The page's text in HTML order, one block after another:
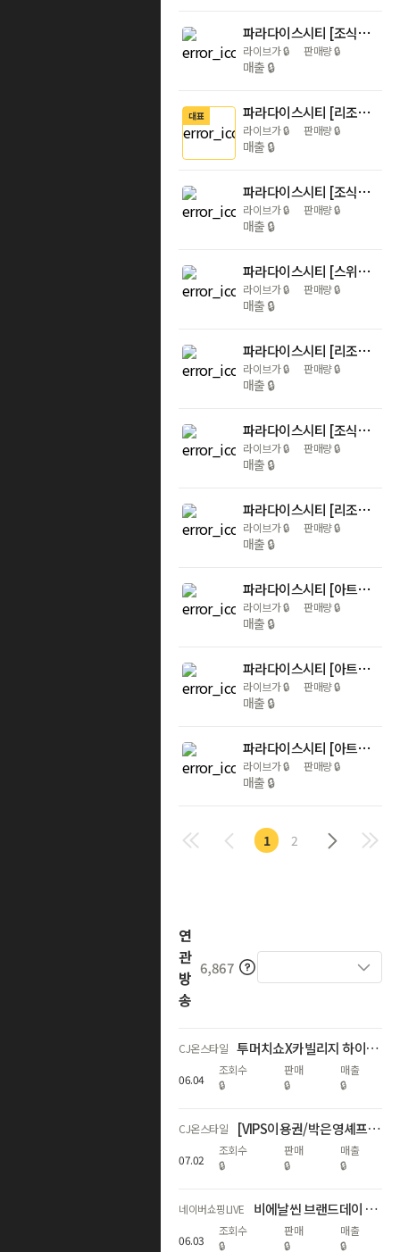
파라다이스시티 [조식PKG] 디럭스룸+온더플레이트 조식 2인+리조트머니 4만+사우나 2인+씨메르 2인+원더박스 성인 2인&아동 2인+수영장 무제한 이용 (더블/트윈)
라이브가🔒 판매량🔒
매출 🔒
대표 파라다이스시티 [리조트머니PKG] 디럭스룸+리조트머니 3만+사우나 2인+씨메르 2인+원더박스 성인 2인&아동 2인+수영장 무제한 이용 (더블/트윈)
라이브가🔒 판매량🔒
매출 🔒
파라다이스시티 [조식PKG] 프리미어 디럭스룸+온더플레이트 조식 2인+리조트머니 4만+사우나 2인+씨메르 2인+원더박스 성인 2인&아동 2인+수영장 무제한 이용 (더블/트윈)
라이브가🔒 판매량🔒
매출 🔒
파라다이스시티 [스위트 조식PKG] 디럭스 스위트룸+온더플레이트 조식 2인+리조트머니 8만+사우나 2인+씨메르 2인+원더박스 성인 2인&아동 2인+수영장 무제한 이용 (더블/트윈)
라이브가🔒 판매량🔒
매출 🔒
파라다이스시티 [리조트머니PKG] 프리미어 디럭스룸+리조트머니 3만+사우나 2인+씨메르 2인+원더박스 성인 2인&아동 2인+수영장 무제한 이용 (더블/트윈)
라이브가🔒 판매량🔒
매출 🔒
파라다이스시티 [조식PKG] 그랜드 프리미어 디럭스룸+온더플레이트 조식 2인+리조트머니 4만+사우나 2인+씨메르 2인+원더박스 성인 2인&아동 2인+수영장 무제한 이용 (더블/트윈)
라이브가🔒 판매량🔒
매출 🔒
파라다이스시티 [리조트머니PKG] 그랜드 프리미어 디럭스룸+리조트머니 3만+사우나 2인+씨메르 2인+원더박스 성인 2인&아동 2인+수영장 무제한 이용 (더블/트윈)
라이브가🔒 판매량🔒
매출 🔒
파라다이스시티 [아트파라디소 조식PKG] 듀플렉스룸+새라새 조식 2인+주중(월~목) 객실 업그레이드+웰컴드링크+사우나 2인+씨메르 2인+수영장 무제한 이용 (더블)
라이브가🔒 판매량🔒
매출 🔒
파라다이스시티 [아트파라디소 조식PKG] 주니어 스위트룸+새라새 조식 2인+주중(월~목) 객실 업그레이드+웰컴드링크+사우나 2인+씨메르 2인+수영장 무제한 이용 (더블)
라이브가🔒 판매량🔒
매출 🔒
파라다이스시티 [아트파라디소 조식PKG] 디럭스 스위트룸+새라새 조식 2인+주중(월~목) 객실 업그레이드+웰컴드링크+사우나 2인+씨메르 2인+수영장 무제한 이용 (더블)
라이브가🔒 판매량🔒
매출 🔒
1 2
연
관
방
송
6,867
CJ온스타일 투머치쇼X카빌리지 하이브리드/전기차 특집!+10분 숏머치 수박특가?!
06.04
조회수
🔒
판매
🔒
매출
🔒
CJ온스타일 [VIPS이용권/박은영셰프] 썸머 패키지 특별 방송 최대 53% OFF
07.02
조회수
🔒
판매
🔒
매출
🔒
네이버쇼핑LIVE 비에날씬 브랜드데이 역대급 할인! (67%+비에날씬 1개월 증정)
06.03
조회수
🔒
판매
🔒
매출
🔒